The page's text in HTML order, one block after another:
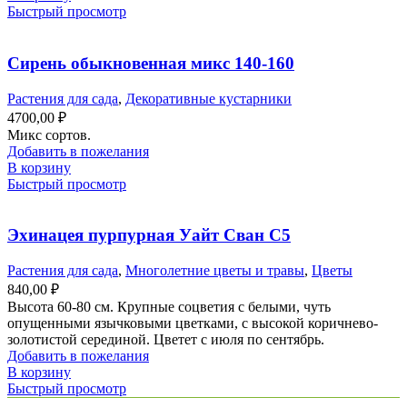
Быстрый просмотр
Сирень обыкновенная микс 140-160
Растения для сада, Декоративные кустарники
4700,00 ₽
Микс сортов.
Добавить в пожелания
В корзину
Быстрый просмотр
Эхинацея пурпурная Уайт Сван С5
Растения для сада, Многолетние цветы и травы, Цветы
840,00 ₽
Высота 60-80 см. Крупные соцветия с белыми, чуть
опущенными язычковыми цветками, с высокой коричнево-
золотистой серединой. Цветет с июля по сентябрь.
Добавить в пожелания
В корзину
Быстрый просмотр